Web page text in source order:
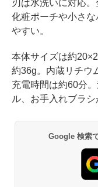
刃は水洗いに対応。
化粧ポーチや小さ
やすい。
本体サイズは約
約36g。内蔵リチウ
充電時間は約60分
ル、お手入れブラシ
Google 検索